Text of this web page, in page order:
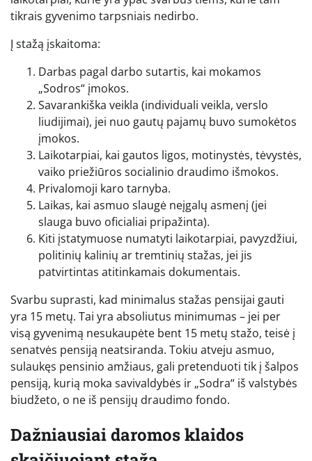
tikrais gyvenimo tarpsniais nedirbo.
Į stažą įskaitoma:
Darbas pagal darbo sutartis, kai mokamos
„Sodros“ įmokos.
Savarankiška veikla (individuali veikla, verslo
liudijimai), jei nuo gautų pajamų buvo sumokėtos
įmokos.
Laikotarpiai, kai gautos ligos, motinystės, tėvystės,
vaiko priežiūros socialinio draudimo išmokos.
Privalomoji karo tarnyba.
Laikas, kai asmuo slaugė neįgalų asmenį (jei
slauga buvo oficialiai pripažinta).
Kiti įstatymuose numatyti laikotarpiai, pavyzdžiui,
politinių kalinių ar tremtinių stažas, jei jis
patvirtintas atitinkamais dokumentais.
Svarbu suprasti, kad minimalus stažas pensijai gauti
yra 15 metų. Tai yra absoliutus minimumas – jei per
visą gyvenimą nesukaupėte bent 15 metų stažo, teisė į
senatvės pensiją neatsiranda. Tokiu atveju asmuo,
sulaukęs pensinio amžiaus, gali pretenduoti tik į šalpos
pensiją, kurią moka savivaldybės ir „Sodra“ iš valstybės
biudžeto, o ne iš pensijų draudimo fondo.
Dažniausiai daromos klaidos